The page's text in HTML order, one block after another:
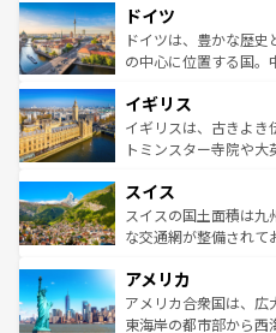
せる。地方によって風
ンテンツ一覧を参照し
で、幅広い魅力が詰ま
聖堂、美しいビーチ
から魅了する。また、
いる。シャンパンの発
香り高いラベンダー畑
らに、パリ以外の地
れる地方に足を運ぶと
きるだろう
を参照してほしい。
ドイツ
ドイツは、豊かな歴
の中心に位置する国。
顔を持つこの国は、ど
ルリンの文化的活気、
してライン川沿いの
は、お酒好きな人にはぜひ体
ドイツ情報はコンテン
イギリス
イギリスは、古きよき
トミンスター寺院や
リアごとに異なる魅力
ティー、ビール好き
戦など、本場だからこ
ンツ一覧を参照してほ
スイス
スイスの国土面積は
な交通網が整備されて
の建物がそのまま残る
博物館もあり、アルプ
ことができる。国民の
アメリカ
アメリカ合衆国は、広
東海岸の都市部から西